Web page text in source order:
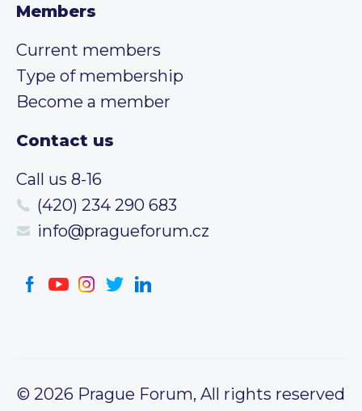
Members
Current members
Type of membership
Become a member
Contact us
Call us 8-16
(420) 234 290 683
info@pragueforum.cz
© 2026 Prague Forum, All rights reserved